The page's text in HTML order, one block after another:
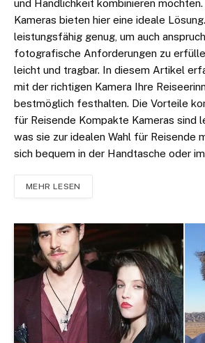
und Handlichkeit kombinieren
Kameras bieten hier eine ideale
leistungsfähig genug, um auch
fotografische Anforderungen zu
leicht und tragbar. In diesem Artikel
mit der richtigen Kamera Ihre
bestmöglich festhalten. Die Vorteile
für Reisende Kompakte Kameras sind
was sie zur idealen Wahl für Reisende
sich bequem in der Handtasche oder
MEHR LESEN